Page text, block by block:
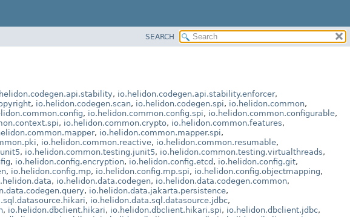
SEARCH
, io.helidon.codegen.api.stability.enforcer,
, io.helidon.codegen.scan, io.helidon.codegen.spi, io.helidon.common,
, io.helidon.common.config.spi, io.helidon.common.configurable,
, io.helidon.common.crypto, io.helidon.common.features,
, io.helidon.common.mapper.spi,
, io.helidon.common.reactive, io.helidon.common.resumable,
, io.helidon.common.testing.junit5, io.helidon.common.testing.virtualthreads,
, io.helidon.config.encryption, io.helidon.config.etcd , io.helidon.config.git,
, io.helidon.config.mp, io.helidon.config.mp.spi, io.helidon.config.objectmapping,
, io.helidon.data.codegen, io.helidon.data.codegen.common,
, io.helidon.data.jakarta.persistence,
, io.helidon.data.sql.datasource.jdbc,
, io.helidon.dbclient.hikari, io.helidon.dbclient.hikari.spi, io.helidon.dbclient.jdbc,